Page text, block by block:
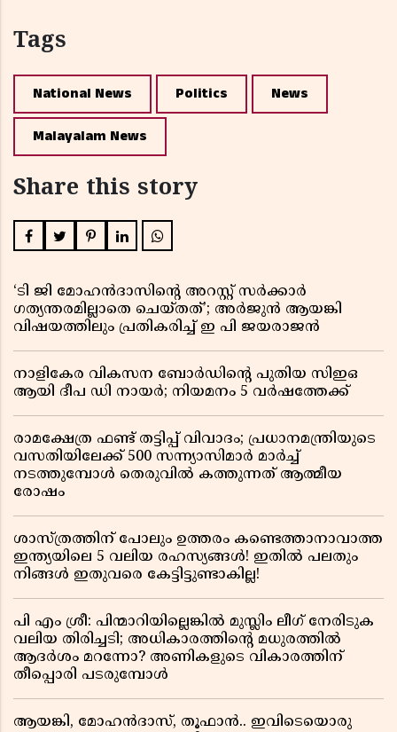
Tags
National News Politics News
Malayalam News
Share this story
‘ടി ജി മോഹൻദാസിൻ്റെ അറസ്റ്റ് സർക്കാർ
ഗത്യന്തരമില്ലാതെ ചെയ്തത്’; അർജുൻ ആയങ്കി
വിഷയത്തിലും പ്രതികരിച്ച് ഇ പി ജയരാജൻ
നാളികേര വികസന ബോർഡിൻ്റെ പുതിയ സിഇഒ
ആയി ദീപ ഡി നായർ; നിയമനം 5 വർഷത്തേക്ക് ​​​​​​​
രാമക്ഷേത്ര ഫണ്ട് തട്ടിപ്പ് വിവാദം; പ്രധാനമന്ത്രിയുടെ
വസതിയിലേക്ക് 500 സന്ന്യാസിമാർ മാർച്ച്
നടത്തുമ്പോൾ തെരുവിൽ കത്തുന്നത് ആത്മീയ
രോഷം
ശാസ്ത്രത്തിന് പോലും ഉത്തരം കണ്ടെത്താനാവാത്ത
ഇന്ത്യയിലെ 5 വലിയ രഹസ്യങ്ങൾ! ഇതിൽ പലതും
നിങ്ങൾ ഇതുവരെ കേട്ടിട്ടുണ്ടാകില്ല!
പി എം ശ്രീ: പിന്മാറിയില്ലെങ്കിൽ മുസ്ലിം ലീഗ് നേരിടുക
വലിയ തിരിച്ചടി; അധികാരത്തിന്റെ മധുരത്തിൽ
ആദർശം മറന്നോ? അണികളുടെ വികാരത്തിന്
തീപ്പൊരി പടരുമ്പോൾ
ആയങ്കി, മോഹൻദാസ്, തൂഫാൻ.. ഇവിടെയൊരു